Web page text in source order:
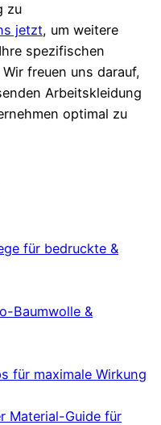
zu
jetzt, um weitere
spezifischen
freuen uns darauf,
Arbeitskleidung
optimal zu
für bedruckte &
Baumwolle &
für maximale Wirkung
Material-Guide für